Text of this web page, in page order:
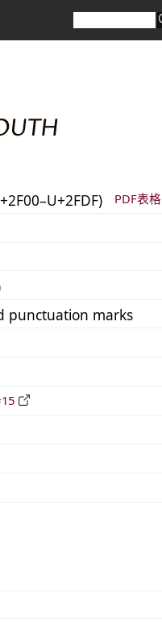
PDF表格
punctuation marks